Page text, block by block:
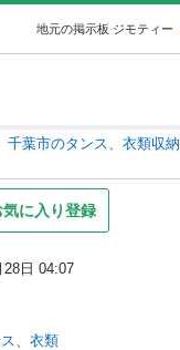
地元の掲示板 ジモティー
千葉市のタンス、衣類収納
気に入り登録
28日 04:07
、衣類